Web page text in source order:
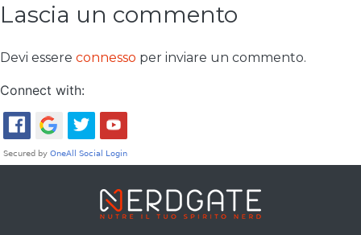
Lascia un commento
Devi essere connesso per inviare un commento.
Connect with: